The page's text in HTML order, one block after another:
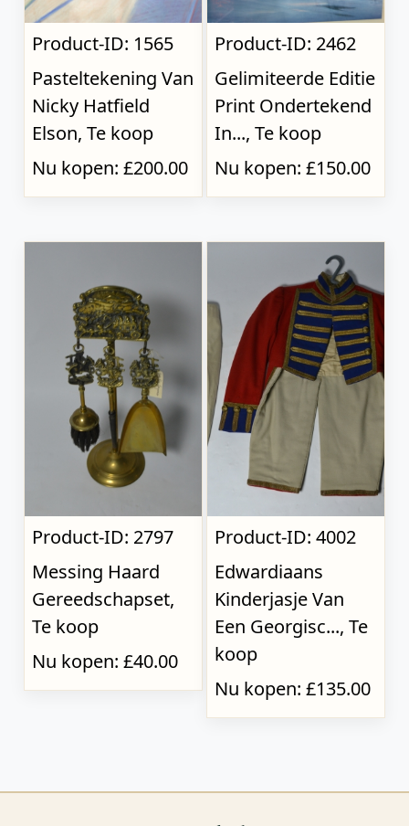
Product-ID: 1565
Pasteltekening Van
Nicky Hatfield
Elson, Te koop
Nu kopen: £200.00
Product-ID: 2462
Gelimiteerde Editie
Print Ondertekend
In..., Te koop
Nu kopen: £150.00
Product-ID: 2797
Messing Haard
Gereedschapset,
Te koop
Nu kopen: £40.00
Product-ID: 4002
Edwardiaans
Kinderjasje Van
Een Georgisc..., Te
koop
Nu kopen: £135.00